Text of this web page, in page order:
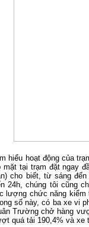
hiểu hoạt động của
mặt tại trạm đặt ngay
cho biết, từ sáng
24h, chúng tôi cũng
lượng chức năng kiểm
số này, có ba xe vi
Trường chở hàng
quá tải 190,4% và xe